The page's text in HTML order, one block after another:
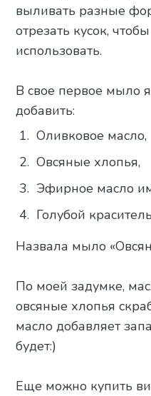
выливать разные
отрезать кусок,
использовать.
В свое первое мыло
добавить:
Оливковое масло,
Овсяные хлопья,
Эфирное масло
Голубой
Назвала мыло
По моей задумке,
овсяные хлопья
масло добавляет
будет:)
Еще можно купить